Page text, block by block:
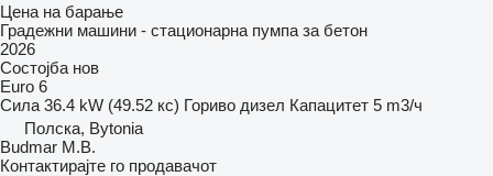
Цена на барање
Градежни машини - стационарна пумпа за бетон
2026
Состојба нов
Euro 6
Сила 36.4 kW (49.52 кс) Гориво дизел Капацитет 5 m3/ч
Полска, Bytonia
Budmar M.B.
Контактирајте го продавачот